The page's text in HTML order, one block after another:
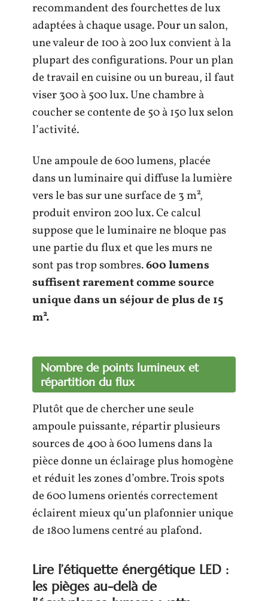
recommandent des fourchettes de lux
adaptées à chaque usage. Pour un salon,
une valeur de 100 à 200 lux convient à la
plupart des configurations. Pour un plan
de travail en cuisine ou un bureau, il faut
viser 300 à 500 lux. Une chambre à
coucher se contente de 50 à 150 lux selon
l’activité.
Une ampoule de 600 lumens, placée
dans un luminaire qui diffuse la lumière
vers le bas sur une surface de 3 m²,
produit environ 200 lux. Ce calcul
suppose que le luminaire ne bloque pas
une partie du flux et que les murs ne
sont pas trop sombres.600 lumens
suffisent rarement comme source
unique dans un séjour de plus de 15
m².
Nombre de points lumineux et
répartition du flux
Plutôt que de chercher une seule
ampoule puissante, répartir plusieurs
sources de 400 à 600 lumens dans la
pièce donne un éclairage plus homogène
et réduit les zones d’ombre. Trois spots
de 600 lumens orientés correctement
éclairent mieux qu’un plafonnier unique
de 1800 lumens centré au plafond.
Lire l’étiquette énergétique LED :
les pièges au-delà de